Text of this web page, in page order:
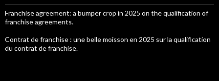
Franchise agreement: a bumper crop in 2025 on the qualification of
franchise agreements.
Contrat de franchise : une belle moisson en 2025 sur la qualification
du contrat de franchise.